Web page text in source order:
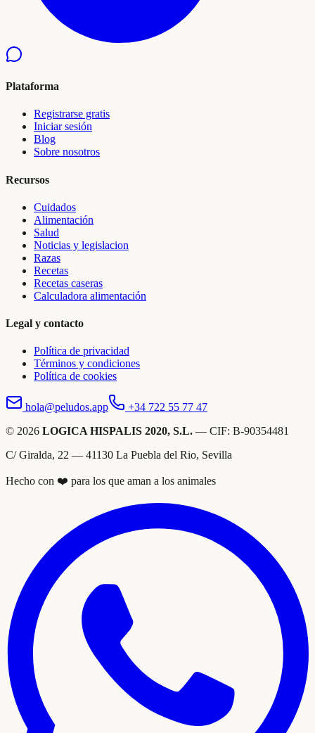
Plataforma
Registrarse gratis
Iniciar sesión
Blog
Sobre nosotros
Recursos
Cuidados
Alimentación
Salud
Noticias y legislacion
Razas
Recetas
Recetas caseras
Calculadora alimentación
Legal y contacto
Política de privacidad
Términos y condiciones
Política de cookies
hola@peludos.app
+34 722 55 77 47
© 2026 LOGICA HISPALIS 2020, S.L. — CIF: B-90354481
C/ Giralda, 22 — 41130 La Puebla del Rio, Sevilla
Hecho con ❤️ para los que aman a los animales